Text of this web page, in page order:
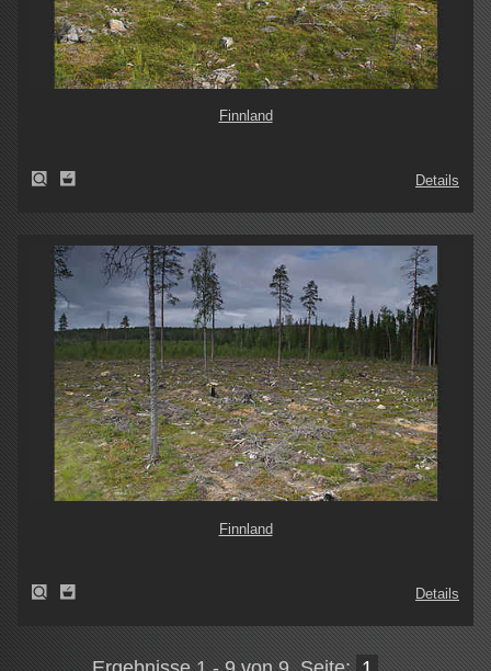
Finnland
Details
Finnland
Details